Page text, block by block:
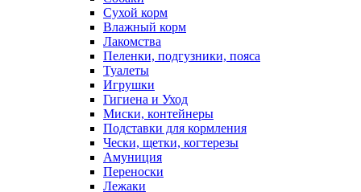
Сухой корм
Влажный корм
Лакомства
Пеленки, подгузники, пояса
Туалеты
Игрушки
Гигиена и Уход
Миски, контейнеры
Подставки для кормления
Чески, щетки, когтерезы
Амуниция
Переноски
Лежаки